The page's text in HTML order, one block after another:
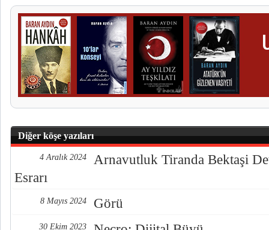
Diğer köşe yazıları
4 Aralık 2024
Arnavutluk Tiranda Bektaşi
Esrarı
8 Mayıs 2024 Görü
30 Ekim 2023